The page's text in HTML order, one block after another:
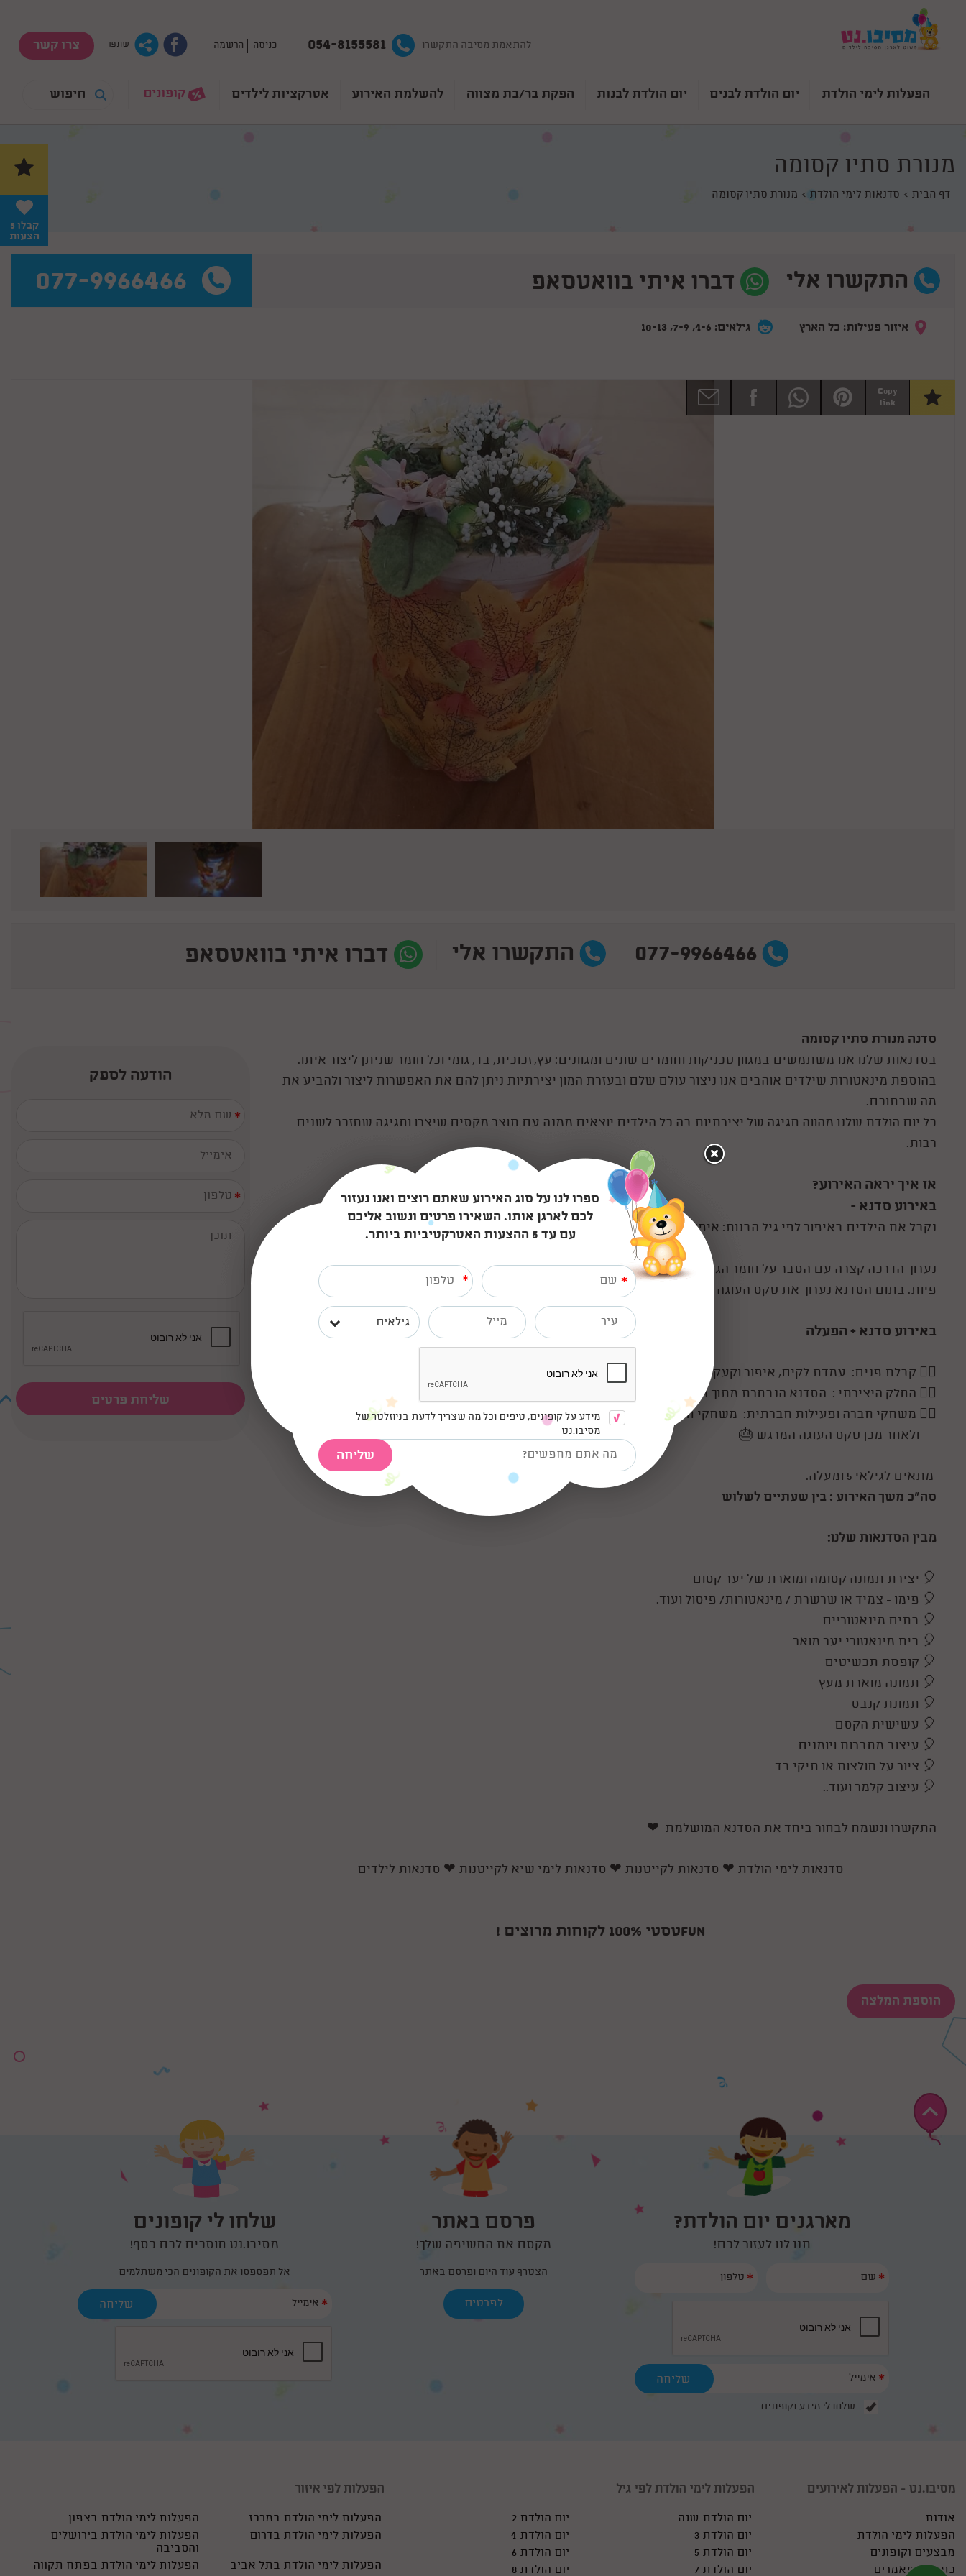
שתפו צרו קשר כניסה הרשמה 054-8155581 להתאמת מסיבה התקשרו
הפעלות לימי הולדת יום הולדת לבנים יום הולדת לבנות הפקת בר/בת מצווה להשלמת האירוע אטרקציות לילדים קופונים
מנורת סתיו קסומה
דף הבית סדנאות לימי הולדת מנורת סתיו קסומה
התקשרו אלי דברו איתי בוואטסאפ 077-9966466
איזור פעילות: כל הארץ גילאים: 4-6, 7-9, 10-13
Copy
link
077-9966466 התקשרו אלי דברו איתי בוואטסאפ
סדנה מנורת סתיו קסומה
בסדנאות שלנו אנו משתמשים במגוון טכניקות וחומרים שונים ומגוונים: עץ, זכוכית, בד, גומי וכל חומר שניתן ליצור איתו.
בהוספת מינאטורות שילדים אוהבים אנו ניצור עולם שלם ובעזרת המון יצירתיות ניתן להם את האפשרות ליצור ולהביע את
מה שבתוכם.
כל יום הולדת שלנו מהווה חגיגה של יצירתיות בה כל הילדים יוצאים ממנה עם תוצר מקסים שיצרו וחגיגה שתזכר לשנים
רבות.
אז איך יראה האירוע?
באירוע סדנא -
נקבל את הילדים באיפור לפי גיל הבנות: איפור ולקים/ איפור קעקועים/ איפור פול מון מדליק.
נערוך הדרכה קצרה עם הסבר על חומר הגלם שברשותינו ועל רגישותם של חלק מהם (שבירים) ונתחיל ליצור עולם קסום של
פיות. בתום הסדנא נערוך את טקס העוגה והברכות.
באירוע סדנא + הפעלה
🧚‍♀ קבלת פנים: עמדת לקים, איפור וקעקועי הנצנצנים
🧚‍♀ החלק היצירתי : הסדנא הנבחרת מתוך מגוון האפשרויות
🧚‍♀ משחקי חברה ופעילות חברתית: משחקי חברה משעשעים ומותאמים לגיל הבנות
ולאחר מכן טקס העוגה המרגש 🎂
מתאים לגילאי 5 ומעלה.
סה"כ משך האירוע : בין שעתיים לשלוש
מבין הסדנאות שלנו:
🎈 יצירת תמונה קסומה ומוארת של יער קסום
🎈 פימו - צמיד או שרשרת / מינאטורות/ פיסול ועוד.
🎈 בתים מינאטוריים
🎈 בית מינאטורי יער מואר
🎈 קופסת תכשיטים
🎈 תמונה מוארת מעץ
🎈 תמונת קנבס
🎈 עשישית הקסם
🎈 עיצוב מחברות ויומנים
🎈 ציור על חולצות או תיקי בד
🎈 עיצוב קלמר ועוד..
התקשרו ונשמח לבחור ביחד את הסדנא המושלמת ❤
סדנאות לימי הולדת ❤ סדנאות לקייטנות ❤ סדנאות לימי שיא לקייטנות ❤ סדנאות לילדים
FUNטסטי 100% לקוחות מרוצים !
הודעה לספק
*
*
הוספת המלצה
קבלו 5
הצעות
מארגנים יום הולדת?
תנו לנו לעזור לכם!
*
*
*
שלחו לי מידע וקופונים
פרסם באתר
מקסם את החשיפה שלך!
הצטרף עוד היום ופרסם באתר
לפרטים
שלחו לי קופונים
מסיבו.נט חוסכים לכם כסף!
אל תפספסו את הקופונים הכי משתלמים
*
מסיבו.נט - הפעלות לאירועים
אודות
הפעלות לימי הולדת
מבצעים וקופונים
כתבות ומאמרים
הפעלות לימי הולדת לפי גיל
יום הולדת שנה
יום הולדת 2
יום הולדת 3
יום הולדת 4
יום הולדת 5
יום הולדת 6
יום הולדת 7
יום הולדת 8
הפעלות לפי איזור
הפעלות לימי הולדת במרכז
הפעלות לימי הולדת בצפון
הפעלות לימי הולדת בדרום
הפעלות לימי הולדת בירושלים
והסביבה
הפעלות לימי הולדת בתל אביב
הפעלות לימי הולדת בפתח תקווה
ספרו לנו על סוג האירוע שאתם רוצים ואנו נעזור
לכם לארגן אותו. השאירו פרטים ונשוב אליכם
עם עד 5 ההצעות האטרקטיביות ביותר.
*
*
גילאים
מידע על קופונים, טיפים וכל מה שצריך לדעת בניוזלטר של
מסיבו.נט